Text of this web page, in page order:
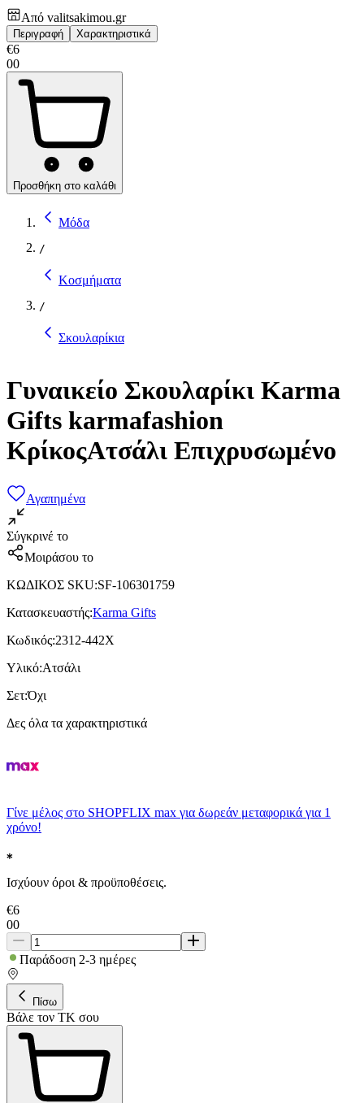
Από valitsakimou.gr
Περιγραφή Χαρακτηριστικά
€6
00
Προσθήκη στο καλάθι
Μόδα
/
Κοσμήματα
/
Σκουλαρίκια
Γυναικείο Σκουλαρίκι Karma
Gifts karmafashion
ΚρίκοςΑτσάλι Επιχρυσωμένο
Αγαπημένα
Σύγκρινέ το
Μοιράσου το
ΚΩΔΙΚΟΣ SKU:SF-106301759
Κατασκευαστής:Karma Gifts
Κωδικός:2312-442X
Υλικό:Ατσάλι
Σετ:Όχι
Δες όλα τα χαρακτηριστικά
Γίνε μέλος στο SHOPFLIX max για δωρεάν μεταφορικά για 1
χρόνο!
Ισχύουν όροι & προϋποθέσεις.
€6
00
Παράδοση 2-3 ημέρες
Πίσω
Βάλε τον ΤΚ σου